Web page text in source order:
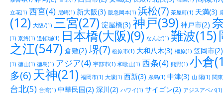
立花(1) 西宮(4) 尼崎(1) 新大阪(3) 阪急岡本(1) 浜松(7) 茶屋町(1) 天満(3)
(12) 大阪/(1) 三宮(27) 淀屋橋(3) 神戸(39) 神戸市(2)
(1) 京終(1) 道頓堀(1) 日本橋(大阪)(9) なんば(1) 難波(15)
之江(547) 倉敷(2) 堺(7) 松原市(1) 大和八木(3) 橿原(1) 笠岡市(2)
(1) 徳山(1) 徳島(1) アジア(4) 宇部市(1) 和歌山(1) 西条(4) 熊野(1) 小倉
多(6) 天神(21) 福岡市(1) 大濠(1) 西新(3) 糸島(1) 中津(3) 山 陽(1) 関
台北(5) 台湾(1) 中華民国(2) 深川(2) ハワイ(1) サイゴン(2) アジスアベバ(1)